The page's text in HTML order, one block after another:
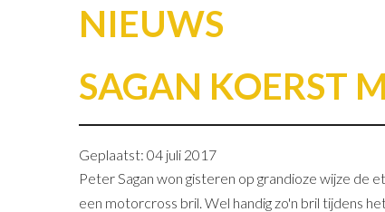
NIEUWS
SAGAN KOERST
Geplaatst: 04 juli 2017
Peter Sagan won gisteren op grandioze wijze de
een motorcross bril. Wel handig zo'n bril tijdens